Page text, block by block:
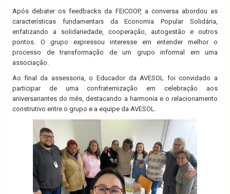
Após debater os feedbacks da FEICOOP, a conversa abordou as
características fundamentais da Economia Popular Solidária,
enfatizando a solidariedade, cooperação, autogestão e outros
pontos. O grupo expressou interesse em entender melhor o
processo de transformação de um grupo informal em uma
associação.
Ao final da assessoria, o Educador da AVESOL foi convidado a
participar de uma confraternização em celebração aos
aniversariantes do mês, destacando a harmonia e o relacionamento
construtivo entre o grupo e a equipe da AVESOL.